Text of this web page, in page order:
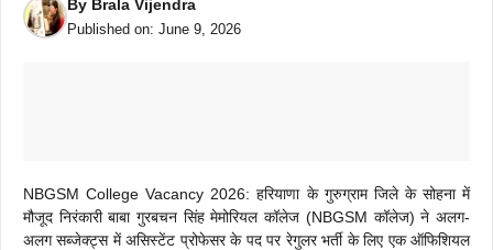
By Brala Vijendra
Published on: June 9, 2026
NBGSM College Vacancy 2026: हरियाणा के गुरुग्राम जिले के सोहना में
मौजूद निरंकारी बाबा गुरबचन सिंह मेमोरियल कॉलेज (NBGSM कॉलेज) ने अलग-
अलग सब्जेक्ट्स में असिस्टेंट प्रोफेसर के पद पर रेगुलर भर्ती के लिए एक ऑफिशियल